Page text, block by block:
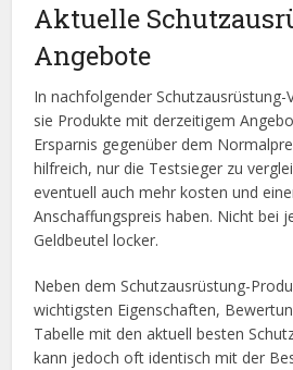
Aktuelle
Angebote
In nachfolgender Schutzausrüstung-
sie Produkte mit derzeitigem
Ersparnis gegenüber dem
hilfreich, nur die Testsieger zu
eventuell auch mehr kosten und
Anschaffungspreis haben. Nicht bei
Geldbeutel locker.
Neben dem Schutzausrüstung-
wichtigsten Eigenschaften,
Tabelle mit den aktuell besten
kann jedoch oft identisch mit der